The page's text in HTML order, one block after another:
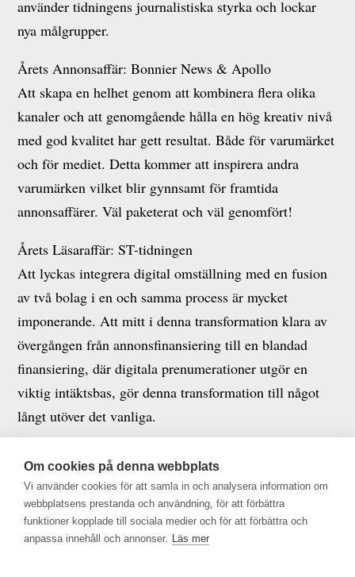
använder tidningens journalistiska styrka och lockar
nya målgrupper.
Årets Annonsaffär: Bonnier News & Apollo
Att skapa en helhet genom att kombinera flera olika
kanaler och att genomgående hålla en hög kreativ nivå
med god kvalitet har gett resultat. Både för varumärket
och för mediet. Detta kommer att inspirera andra
varumärken vilket blir gynnsamt för framtida
annonsaffärer. Väl paketerat och väl genomfört!
Årets Läsaraffär: ST-tidningen
Att lyckas integrera digital omställning med en fusion
av två bolag i en och samma process är mycket
imponerande. Att mitt i denna transformation klara av
övergången från annonsfinansiering till en blandad
finansiering, där digitala prenumerationer utgör en
viktig intäktsbas, gör denna transformation till något
långt utöver det vanliga.
Alla redaktioner skulle behöva ett bultande hjärta. En
ledare som ”sveper med oss i glädjen över en bra
nyhet”. Hon är ett sådant kraftverk. En ledare som
skapat resultat med värme, närvaro och ett starkt
Om cookies på denna webbplats
Vi använder cookies för att samla in och analysera information om
webbplatsens prestanda och användning, för att förbättra
funktioner kopplade till sociala medier och för att förbättra och
anpassa innehåll och annonser. Läs mer